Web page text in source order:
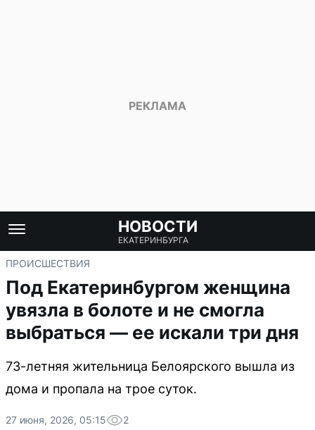
НОВОСТИ
ЕКАТЕРИНБУРГА
ПРОИСШЕСТВИЯ
Под Екатеринбургом женщина
увязла в болоте и не смогла
выбраться — ее искали три дня
73-летняя жительница Белоярского вышла из
дома и пропала на трое суток.
27 июня, 2026, 05:15 2